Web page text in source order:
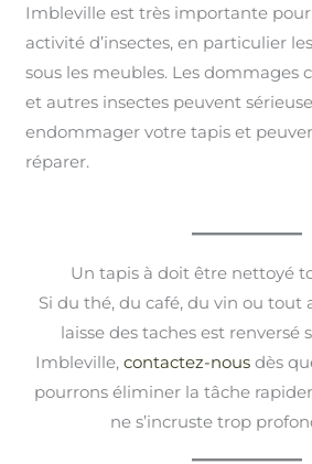
Imbleville est très importante
activité d’insectes, en particulier
sous les meubles. Les dommages
et autres insectes peuvent
endommager votre tapis et
réparer.
Un tapis à doit être nettoyé
Si du thé, du café, du vin ou
laisse des taches est renversé
Imbleville, contactez-nous dès
pourrons éliminer la tâche
ne s’incruste trop